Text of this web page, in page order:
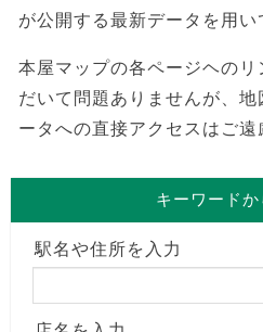
が公開する最新データを用い
本屋マップの各ページヘの
だいて問題ありませんが、
ータへの直接アクセスはご遠
キーワード
駅名や住所を入力